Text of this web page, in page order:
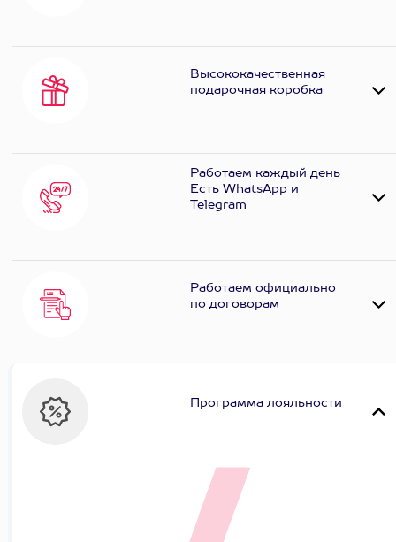
Высококачественная
подарочная коробка
Работаем каждый день
Есть WhatsApp и
Telеgram
Работаем официально
по договорам
Программа лояльности